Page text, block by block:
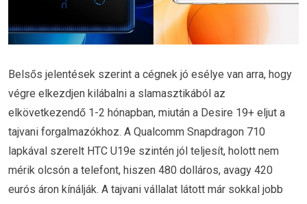
Belsős jelentések szerint a cégnek jó esélye van arra, hogy
végre elkezdjen kilábalni a slamasztikából az
elkövetkezendő 1-2 hónapban, miután a Desire 19+ eljut a
tajvani forgalmazókhoz. A Qualcomm Snapdragon 710
lapkával szerelt HTC U19e szintén jól teljesít, holott nem
mérik olcsón a telefont, hiszen 480 dolláros, avagy 420
eurós áron kínálják. A tajvani vállalat látott már sokkal jobb